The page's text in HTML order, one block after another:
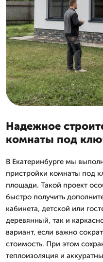
Надежное
комнаты под
В Екатеринбурге мы
пристройки комнаты под
площади. Такой проект
быстро получить
кабинета, детской или
деревянный, так и
вариант, если важно
стоимость. При этом
теплоизоляция и